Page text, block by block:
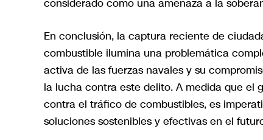
considerado como una amenaza a la
En conclusión, la captura reciente de
combustible ilumina una problemática
activa de las fuerzas navales y su
la lucha contra este delito. A medida que el
contra el tráfico de combustibles, es
soluciones sostenibles y efectivas en el